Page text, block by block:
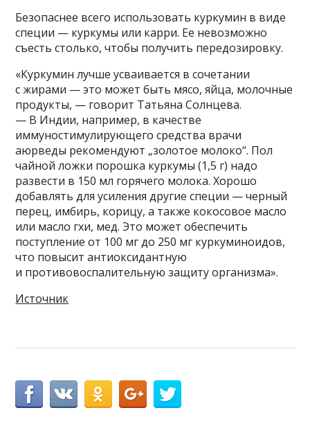
Безопаснее всего использовать куркумин в виде
специи — куркумы или карри. Ее невозможно
съесть столько, чтобы получить передозировку.
«Куркумин лучше усваивается в сочетании
с жирами — это может быть мясо, яйца, молочные
продукты, — говорит Татьяна Солнцева.
— В Индии, например, в качестве
иммуностимулирующего средства врачи
аюрведы рекомендуют „золотое молоко“. Пол
чайной ложки порошка куркумы (1,5 г) надо
развести в 150 мл горячего молока. Хорошо
добавлять для усиления другие специи — черный
перец, имбирь, корицу, а также кокосовое масло
или масло гхи, мед. Это может обеспечить
поступление от 100 мг до 250 мг куркуминоидов,
что повысит антиоксидантную
и противовоспалительную защиту организма».
Источник